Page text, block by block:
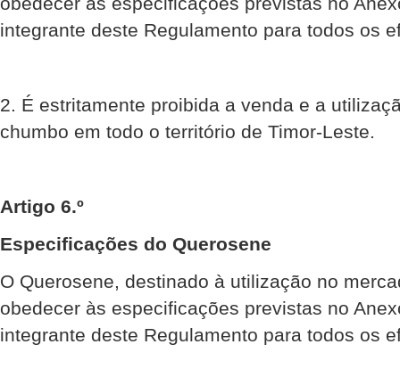
integrante deste Regulamento para todos os
2. É estritamente proibida a venda e a
chumbo em todo o território de Timor-Leste.
Artigo 6.º
Especificações do Querosene
O Querosene, destinado à utilização no
obedecer às especificações previstas no
integrante deste Regulamento para todos os